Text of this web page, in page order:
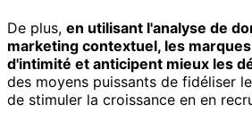
De plus, en utilisant l'analyse de
marketing contextuel, les
d'intimité et anticipent mieux les
des moyens puissants de fidéliser
de stimuler la croissance en en